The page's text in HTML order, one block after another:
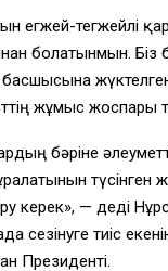
егжей-тегжейлі
болатынмын. Біз
жұмыс
бәріне
керек», — деді
тиіс
Президенті.